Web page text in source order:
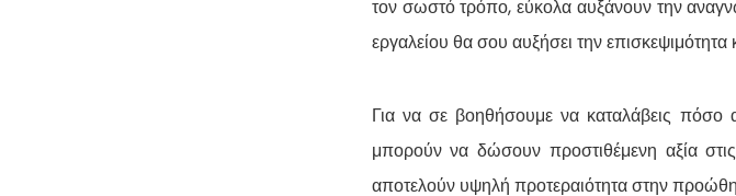
τον σωστό τρόπο, εύκολα αυξάνουν την
εργαλείου θα σου αυξήσει την επισκεψιμότητα
Για να σε βοηθήσουμε να καταλάβεις πόσο
μπορούν να δώσουν προστιθέμενη αξία
αποτελούν υψηλή προτεραιότητα στην